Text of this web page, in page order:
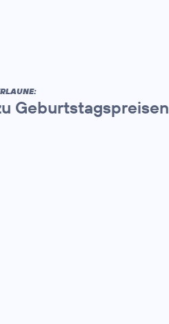
Geburtstagspreisen